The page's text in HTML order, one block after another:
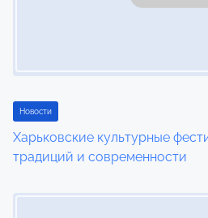
o
n
Новости
Харьковские культурные
традиций и современности